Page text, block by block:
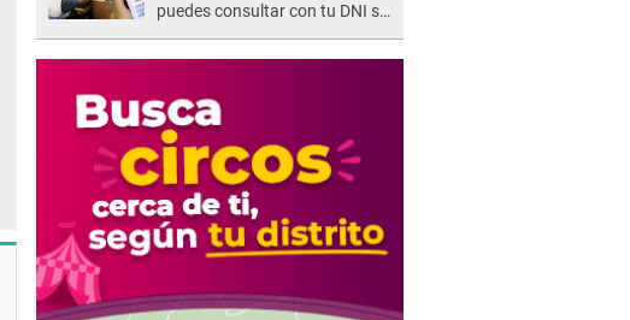
puedes consultar con tu DNI si